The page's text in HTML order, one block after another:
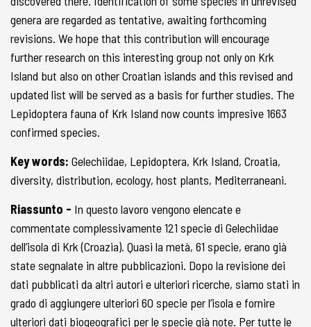
genera are regarded as tentative, awaiting forthcoming
revisions. We hope that this contribution will encourage
further research on this interesting group not only on Krk
Island but also on other Croatian islands and this revised and
updated list will be served as a basis for further studies. The
Lepidoptera fauna of Krk Island now counts impresive 1663
confirmed species.
Key words: Gelechiidae, Lepidoptera, Krk Island, Croatia,
diversity, distribution, ecology, host plants, Mediterraneani.
Riassunto - In questo lavoro vengono elencate e
commentate complessivamente 121 specie di Gelechiidae
dell’isola di Krk (Croazia). Quasi la metà, 61 specie, erano già
state segnalate in altre pubblicazioni. Dopo la revisione dei
dati pubblicati da altri autori e ulteriori ricerche, siamo stati in
grado di aggiungere ulteriori 60 specie per l’isola e fornire
ulteriori dati biogeografici per le specie già note. Per tutte le